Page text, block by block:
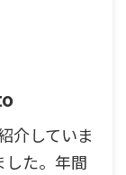
介していま
した。年間